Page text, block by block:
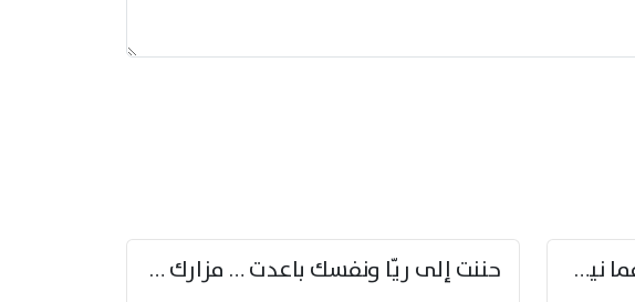
فصبرا في مجال الموت صبرا … فما نيل الخلود بمستطاع حننت إلى ريّا ونفسك باعدت … مزارك من ريّا وشعباكما معا